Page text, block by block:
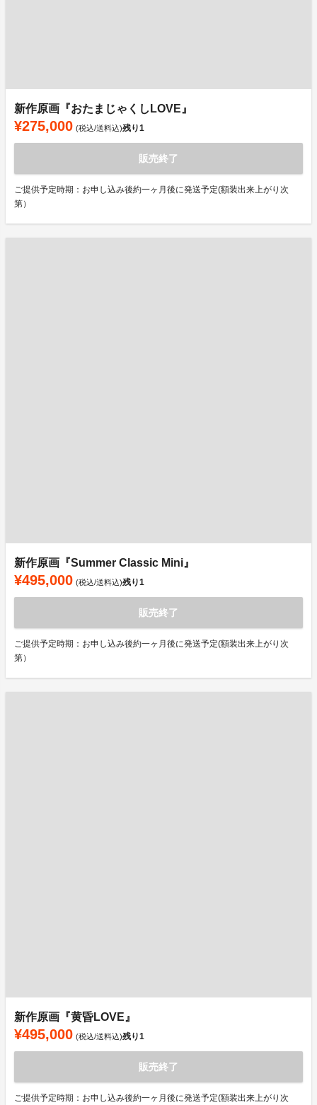
新作原画『おたまじゃくしLOVE』
¥275,000 (税込/送料込)残り1
販売終了
ご提供予定時期：お申し込み後約一ヶ月後に発送予定(額装出来上がり次
第）
新作原画『Summer Classic Mini』
¥495,000 (税込/送料込)残り1
販売終了
ご提供予定時期：お申し込み後約一ヶ月後に発送予定(額装出来上がり次
第）
新作原画『黄昏LOVE』
¥495,000 (税込/送料込)残り1
販売終了
ご提供予定時期：お申し込み後約一ヶ月後に発送予定(額装出来上がり次